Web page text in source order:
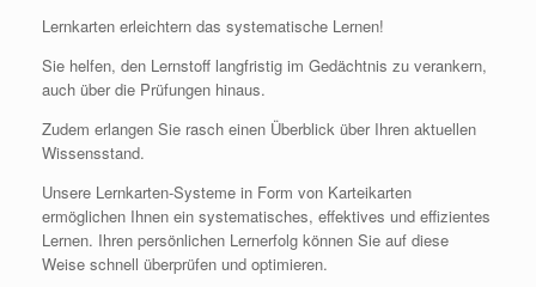
Lernkarten erleichtern das systematische Lernen!
Sie helfen, den Lernstoff langfristig im Gedächtnis zu verankern,
auch über die Prüfungen hinaus.
Zudem erlangen Sie rasch einen Überblick über Ihren aktuellen
Wissensstand.
Unsere Lernkarten-Systeme in Form von Karteikarten
ermöglichen Ihnen ein systematisches, effektives und effizientes
Lernen. Ihren persönlichen Lernerfolg können Sie auf diese
Weise schnell überprüfen und optimieren.